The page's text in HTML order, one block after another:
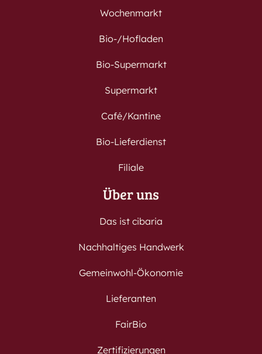
Wochenmarkt
Bio-/Hofladen
Bio-Supermarkt
Supermarkt
Café/Kantine
Bio-Lieferdienst
Filiale
Über uns
Das ist cibaria
Nachhaltiges Handwerk
Gemeinwohl-Ökonomie
Lieferanten
FairBio
Zertifizierungen